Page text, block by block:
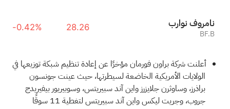
براون فورمان
BF.B
28.26
-0.42%
أعلنت شركة براون فورمان مؤخرًا عن إعادة تنظيم شبكة توزيعها في
الولايات الأمريكية الخاضعة لسيطرتها، حيث عينت جونسون
براذرز، وساوثرن جلايزرز واين آند سبيريتس، وسوبيريور بيفيريدج
جروب، وجريت ليكس واين آند سبيريتس لتغطية 11 سوقًا